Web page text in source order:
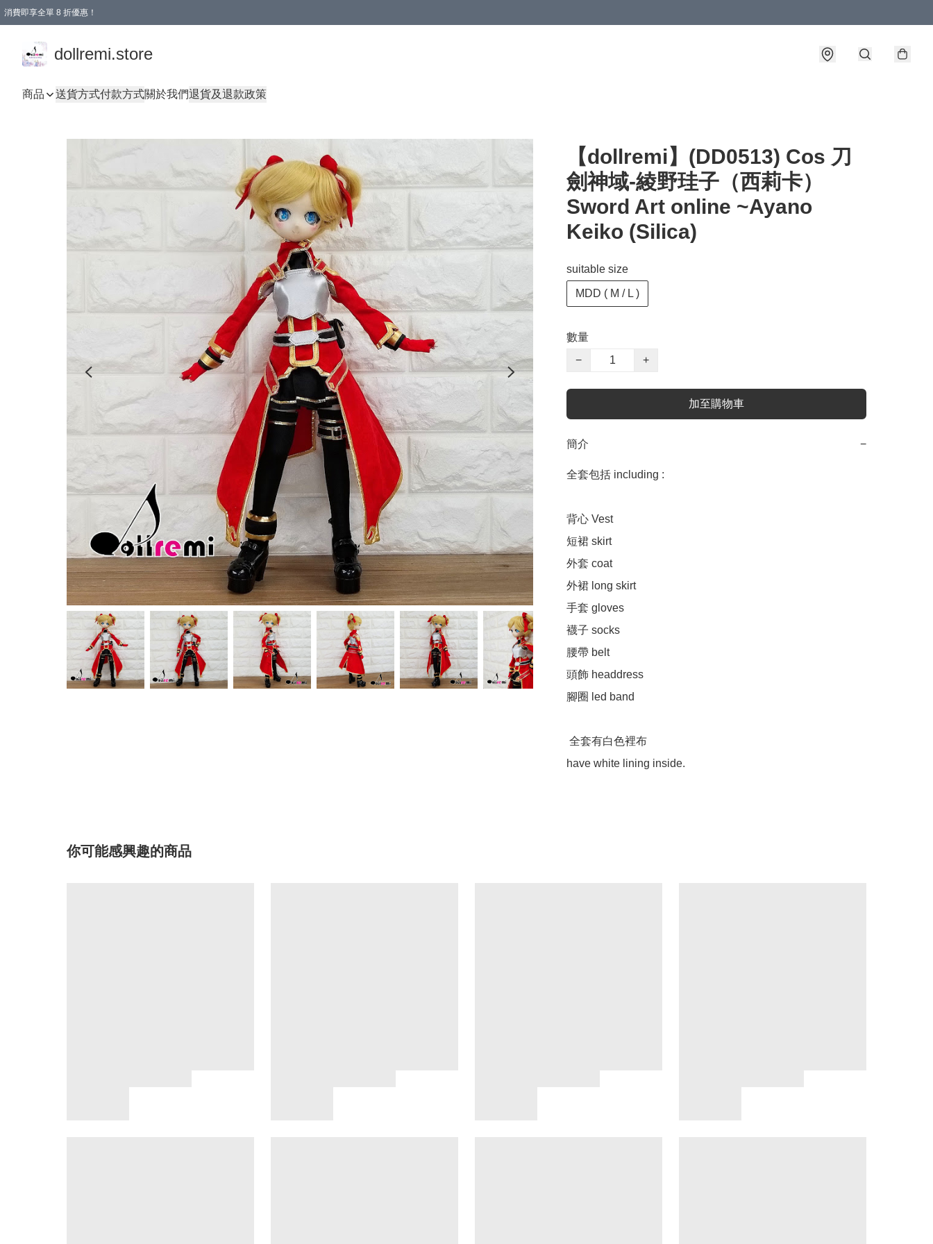
消費即享全單 8 折優惠！
dollremi.store
商品 送貨方式付款方式關於我們退貨及退款政策
【dollremi】(DD0513) Cos 刀
劍神域-綾野珪子（西莉卡）
Sword Art online ~Ayano
Keiko (Silica)
suitable size
MDD ( M / L )
數量
−
+
加至購物車
簡介 −
全套包括 including :
背心 Vest
短裙 skirt
外套 coat
外裙 long skirt
手套 gloves
襪子 socks
腰帶 belt
頭飾 headdress
腳圈 led band
have white lining inside.
你可能感興趣的商品